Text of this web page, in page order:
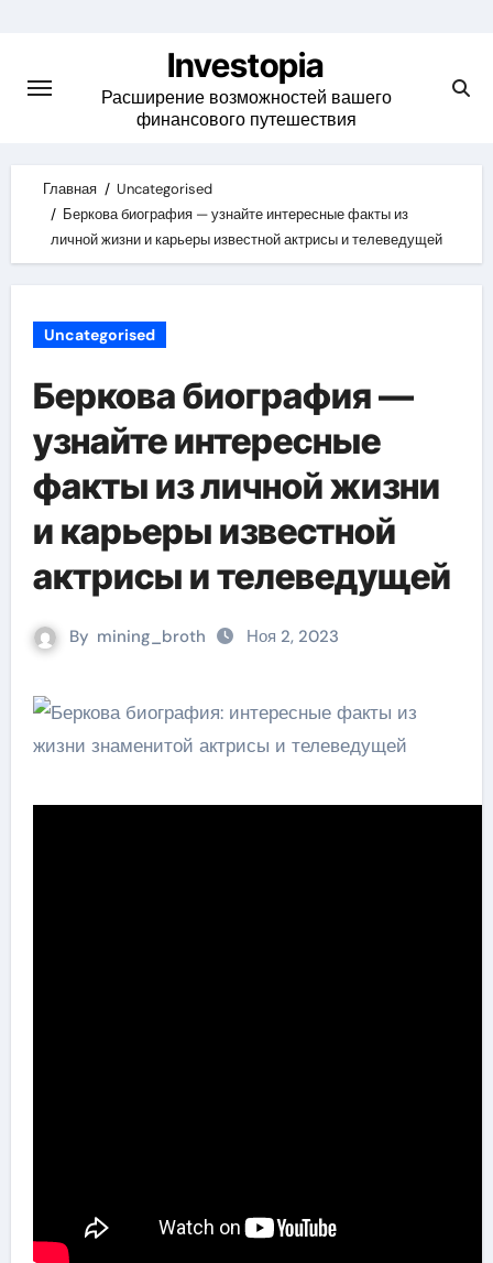
content
Investopia
Расширение возможностей вашего
финансового путешествия
Главная
Uncategorised
Беркова биография — узнайте интересные факты из
личной жизни и карьеры известной актрисы и телеведущей
Uncategorised
Беркова биография —
узнайте интересные
факты из личной жизни
и карьеры известной
актрисы и телеведущей
By mining_broth Ноя 2, 2023